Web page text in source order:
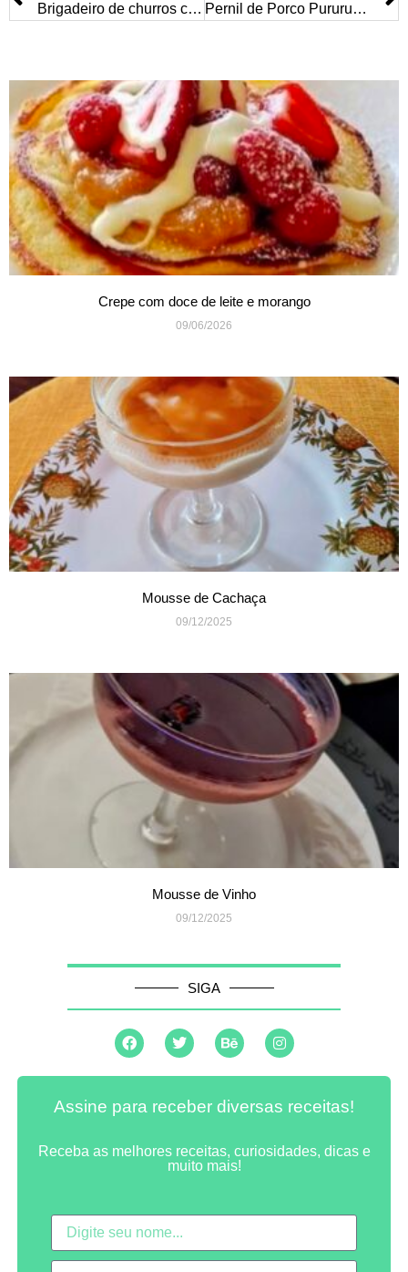
Brigadeiro de churros com doce de leite
Pernil de Porco Pururucado
Crepe com doce de leite e morango
09/06/2026
Mousse de Cachaça
09/12/2025
Mousse de Vinho
09/12/2025
SIGA
Assine para receber diversas receitas!
Receba as melhores receitas, curiosidades, dicas e
muito mais!